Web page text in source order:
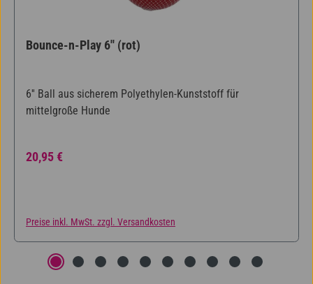
Bounce-n-Play 6'' (rot)
6'' Ball aus sicherem Polyethylen-Kunststoff für
mittelgroße Hunde
Regulärer Preis:
20,95 €
Preise inkl. MwSt. zzgl. Versandkosten